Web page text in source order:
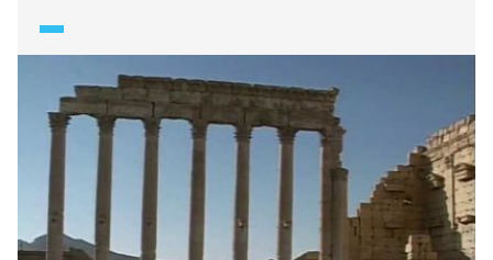
předmětů.